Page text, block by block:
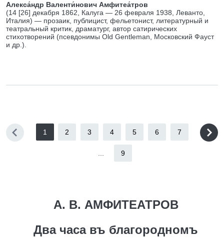
Алекса́ндр Валенти́нович Амфитеа́тров
(14 [26] декабря 1862, Калуга — 26 февраля 1938, Леванто,
Италия) — прозаик, публицист, фельетонист, литературный и
театральный критик, драматург, автор сатирических
стихотворений (псевдонимы Old Gentleman, Московский Фауст
и др.).
1 2 3 4 5 6 7
9
А. В. АМФИТЕАТРОВ
Два часа въ благородномъ